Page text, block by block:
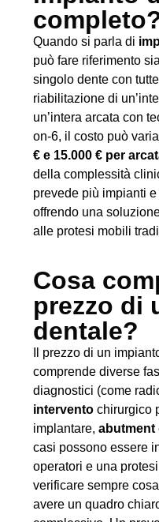
Quando si parla di
può fare riferimento
singolo dente con
riabilitazione di
un’intera arcata con
on-6, il costo può
€ e 15.000 € per
della complessità
prevede più impianti
offrendo una
alle protesi mobili
Cosa
prezzo di
dentale?
Il prezzo di un
comprende diverse
diagnostici (come
intervento chirurgico
implantare, abutment
casi possono essere
operatori e una
verificare sempre
avere un quadro